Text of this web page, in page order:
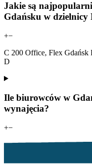
Jakie są
Gdańsku w dzielnicy
+−
C 200 Office, Flex
D
Ile biurowców w
wynajęcia?
+−